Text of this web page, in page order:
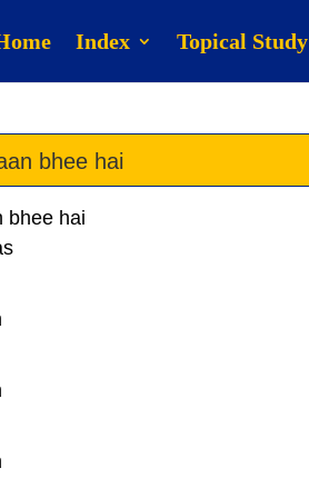
Index Topical Study
bhee hai
bhee hai